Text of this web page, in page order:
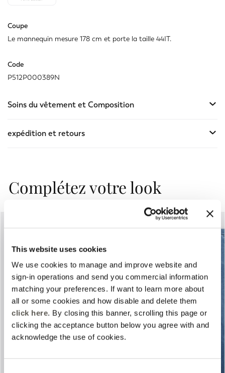
This website uses cookies
We use cookies to manage and improve website and
sign-in operations and send you commercial information
matching your preferences. If want to learn more about
all or some cookies and how disable and delete them
click here. By closing this banner, scrolling this page or
clicking the acceptance button below you agree with and
acknowledge the use of cookies.
Coupe
Le mannequin mesure 178 cm et porte la taille 44IT.
Code
P512P000389N
Soins du vêtement et Composition
expédition et retours
Complétez votre look
Previous